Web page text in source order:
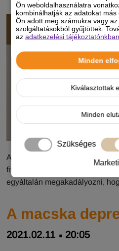
Ön weboldalhasználatra
kombinálhatják az adatokat
Ön adott meg számukra vagy
szolgáltatásokból gyűjtöttek.
azadatkezelési tájékoztatónkban
Minden
Kiválasztottak
Minden
Szükséges
A macska mozgásának
fifikásabb megoldásokat kíván
egyáltalán megakadályozni,
A macska
2021.02.11 20:05